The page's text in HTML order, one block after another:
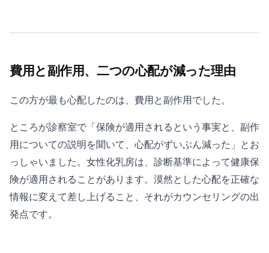
費用と副作用、二つの心配が減った理由
この方が最も心配したのは、費用と副作用でした。
ところが診察室で「保険が適用されるという事実と、副作
用についての説明を聞いて、心配がずいぶん減った」とお
っしゃいました。女性化乳房は、診断基準によって健康保
険が適用されることがあります。漠然とした心配を正確な
情報に変えて差し上げること、それがカウンセリングの出
発点です。